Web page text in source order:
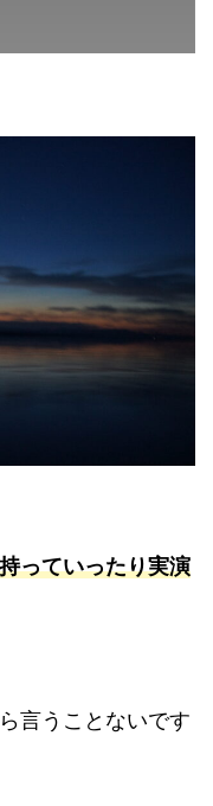
っていったり実演
言うことないです